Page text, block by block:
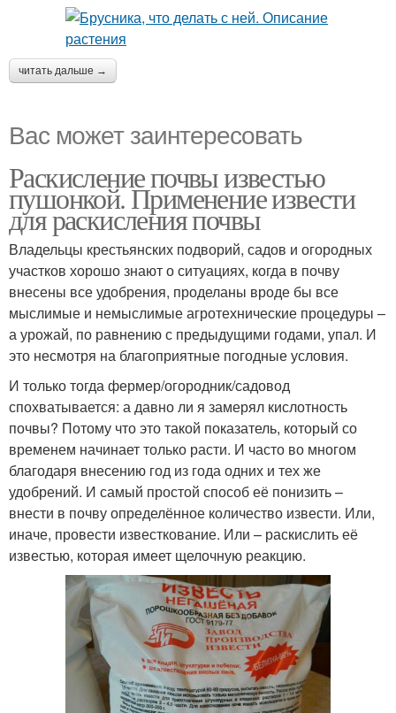
читать дальше →
Вас может заинтересовать
Раскисление почвы известью
пушонкой. Применение извести
для раскисления почвы
Владельцы крестьянских подворий, садов и огородных
участков хорошо знают о ситуациях, когда в почву
внесены все удобрения, проделаны вроде бы все
мыслимые и немыслимые агротехнические процедуры –
а урожай, по равнению с предыдущими годами, упал. И
это несмотря на благоприятные погодные условия.
И только тогда фермер/огородник/садовод
спохватывается: а давно ли я замерял кислотность
почвы? Потому что это такой показатель, который со
временем начинает только расти. И часто во многом
благодаря внесению год из года одних и тех же
удобрений. И самый простой способ её понизить –
внести в почву определённое количество извести. Или,
иначе, провести известкование. Или – раскислить её
известью, которая имеет щелочную реакцию.